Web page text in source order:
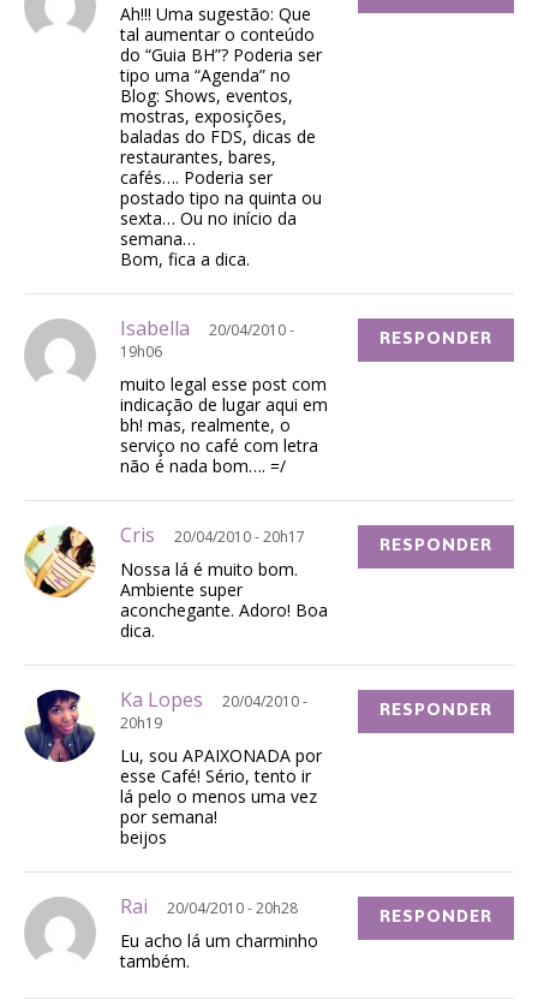
Ah!!! Uma sugestão: Que
tal aumentar o conteúdo
do “Guia BH”? Poderia ser
tipo uma “Agenda” no
Blog: Shows, eventos,
mostras, exposições,
baladas do FDS, dicas de
restaurantes, bares,
cafés…. Poderia ser
postado tipo na quinta ou
sexta… Ou no início da
semana…
Bom, fica a dica.
Isabella
20/04/2010 -
19h06
muito legal esse post com
indicação de lugar aqui em
bh! mas, realmente, o
serviço no café com letra
não é nada bom…. =/
RESPONDER
Cris 20/04/2010 - 20h17
Nossa lá é muito bom.
Ambiente super
aconchegante. Adoro! Boa
dica.
RESPONDER
Ka Lopes
20/04/2010 -
20h19
Lu, sou APAIXONADA por
esse Café! Sério, tento ir
lá pelo o menos uma vez
por semana!
beijos
RESPONDER
Rai 20/04/2010 - 20h28
Eu acho lá um charminho
também.
RESPONDER